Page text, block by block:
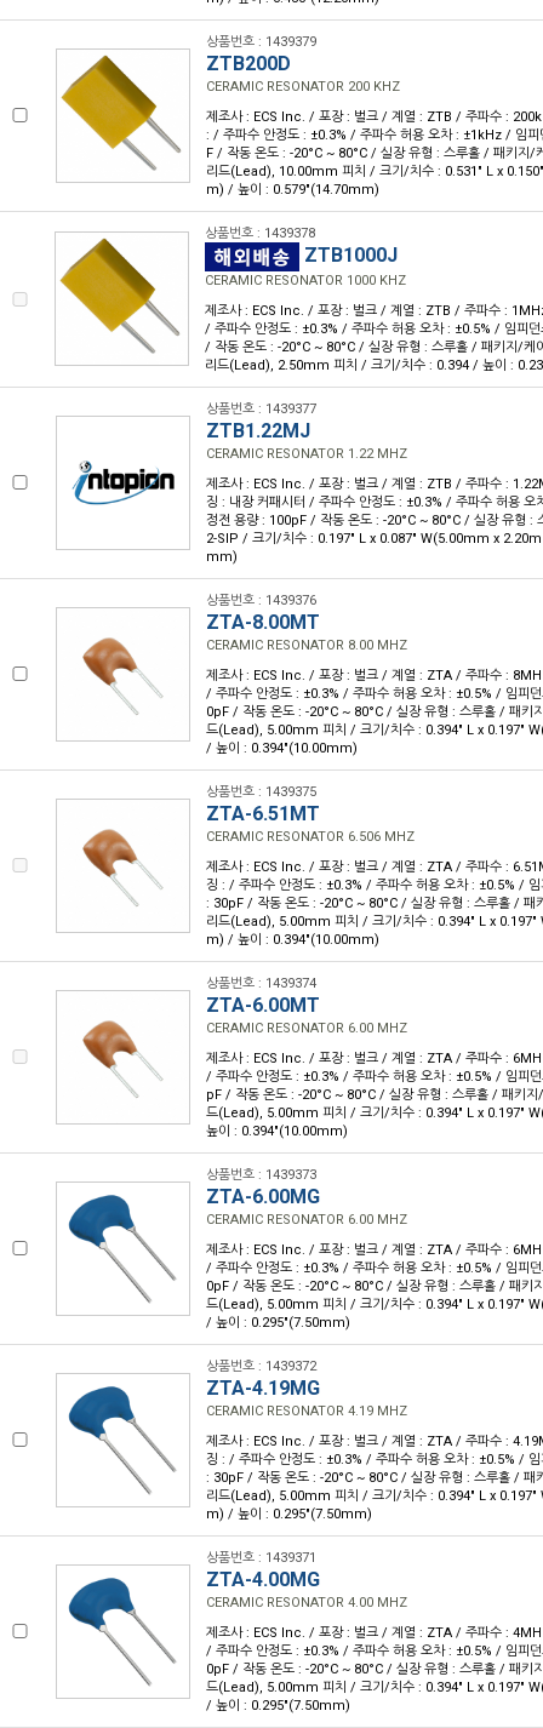
상품번호 : 1439379
ZTB200D
CERAMIC RESONATOR 200 KHZ
제조사 : ECS Inc. / 포장 : 벌크 / 계열 : ZTB / 주파수 :
: / 주파수 안정도 : ±0.3% / 주파수 허용 오차 : ±1kHz / 임
F / 작동 온도 : -20°C ~ 80°C / 실장 유형 : 스루홀 / 패키지/
리드(Lead), 10.00mm 피치 / 크기/치수 : 0.531" L x
m) / 높이 : 0.579"(14.70mm)
상품번호 : 1439378
ZTB1000J
CERAMIC RESONATOR 1000 KHZ
제조사 : ECS Inc. / 포장 : 벌크 / 계열 : ZTB / 주파수 :
/ 주파수 안정도 : ±0.3% / 주파수 허용 오차 : ±0.5% / 임피
/ 작동 온도 : -20°C ~ 80°C / 실장 유형 : 스루홀 / 패키지/케
리드(Lead), 2.50mm 피치 / 크기/치수 : 0.394 / 높이 :
상품번호 : 1439377
ZTB1.22MJ
CERAMIC RESONATOR 1.22 MHZ
제조사 : ECS Inc. / 포장 : 벌크 / 계열 : ZTB / 주파수 :
징 : 내장 커패시터 / 주파수 안정도 : ±0.3% / 주파수 허용
정전 용량 : 100pF / 작동 온도 : -20°C ~ 80°C / 실장 유형 :
2-SIP / 크기/치수 : 0.197" L x 0.087" W(5.00mm x
mm)
상품번호 : 1439376
ZTA-8.00MT
CERAMIC RESONATOR 8.00 MHZ
제조사 : ECS Inc. / 포장 : 벌크 / 계열 : ZTA / 주파수 :
/ 주파수 안정도 : ±0.3% / 주파수 허용 오차 : ±0.5% / 임피
0pF / 작동 온도 : -20°C ~ 80°C / 실장 유형 : 스루홀 / 패키
드(Lead), 5.00mm 피치 / 크기/치수 : 0.394" L x 0.197"
/ 높이 : 0.394"(10.00mm)
상품번호 : 1439375
ZTA-6.51MT
CERAMIC RESONATOR 6.506 MHZ
제조사 : ECS Inc. / 포장 : 벌크 / 계열 : ZTA / 주파수 :
징 : / 주파수 안정도 : ±0.3% / 주파수 허용 오차 : ±0.5% /
: 30pF / 작동 온도 : -20°C ~ 80°C / 실장 유형 : 스루홀 / 패
리드(Lead), 5.00mm 피치 / 크기/치수 : 0.394" L x
m) / 높이 : 0.394"(10.00mm)
상품번호 : 1439374
ZTA-6.00MT
CERAMIC RESONATOR 6.00 MHZ
제조사 : ECS Inc. / 포장 : 벌크 / 계열 : ZTA / 주파수 :
/ 주파수 안정도 : ±0.3% / 주파수 허용 오차 : ±0.5% / 임피
pF / 작동 온도 : -20°C ~ 80°C / 실장 유형 : 스루홀 / 패키지
드(Lead), 5.00mm 피치 / 크기/치수 : 0.394" L x 0.197"
높이 : 0.394"(10.00mm)
상품번호 : 1439373
ZTA-6.00MG
CERAMIC RESONATOR 6.00 MHZ
제조사 : ECS Inc. / 포장 : 벌크 / 계열 : ZTA / 주파수 :
/ 주파수 안정도 : ±0.3% / 주파수 허용 오차 : ±0.5% / 임피
0pF / 작동 온도 : -20°C ~ 80°C / 실장 유형 : 스루홀 / 패키
드(Lead), 5.00mm 피치 / 크기/치수 : 0.394" L x 0.197"
/ 높이 : 0.295"(7.50mm)
상품번호 : 1439372
ZTA-4.19MG
CERAMIC RESONATOR 4.19 MHZ
제조사 : ECS Inc. / 포장 : 벌크 / 계열 : ZTA / 주파수 :
징 : / 주파수 안정도 : ±0.3% / 주파수 허용 오차 : ±0.5% /
: 30pF / 작동 온도 : -20°C ~ 80°C / 실장 유형 : 스루홀 / 패
리드(Lead), 5.00mm 피치 / 크기/치수 : 0.394" L x
m) / 높이 : 0.295"(7.50mm)
상품번호 : 1439371
ZTA-4.00MG
CERAMIC RESONATOR 4.00 MHZ
제조사 : ECS Inc. / 포장 : 벌크 / 계열 : ZTA / 주파수 :
/ 주파수 안정도 : ±0.3% / 주파수 허용 오차 : ±0.5% / 임피
0pF / 작동 온도 : -20°C ~ 80°C / 실장 유형 : 스루홀 / 패키
드(Lead), 5.00mm 피치 / 크기/치수 : 0.394" L x 0.197"
/ 높이 : 0.295"(7.50mm)